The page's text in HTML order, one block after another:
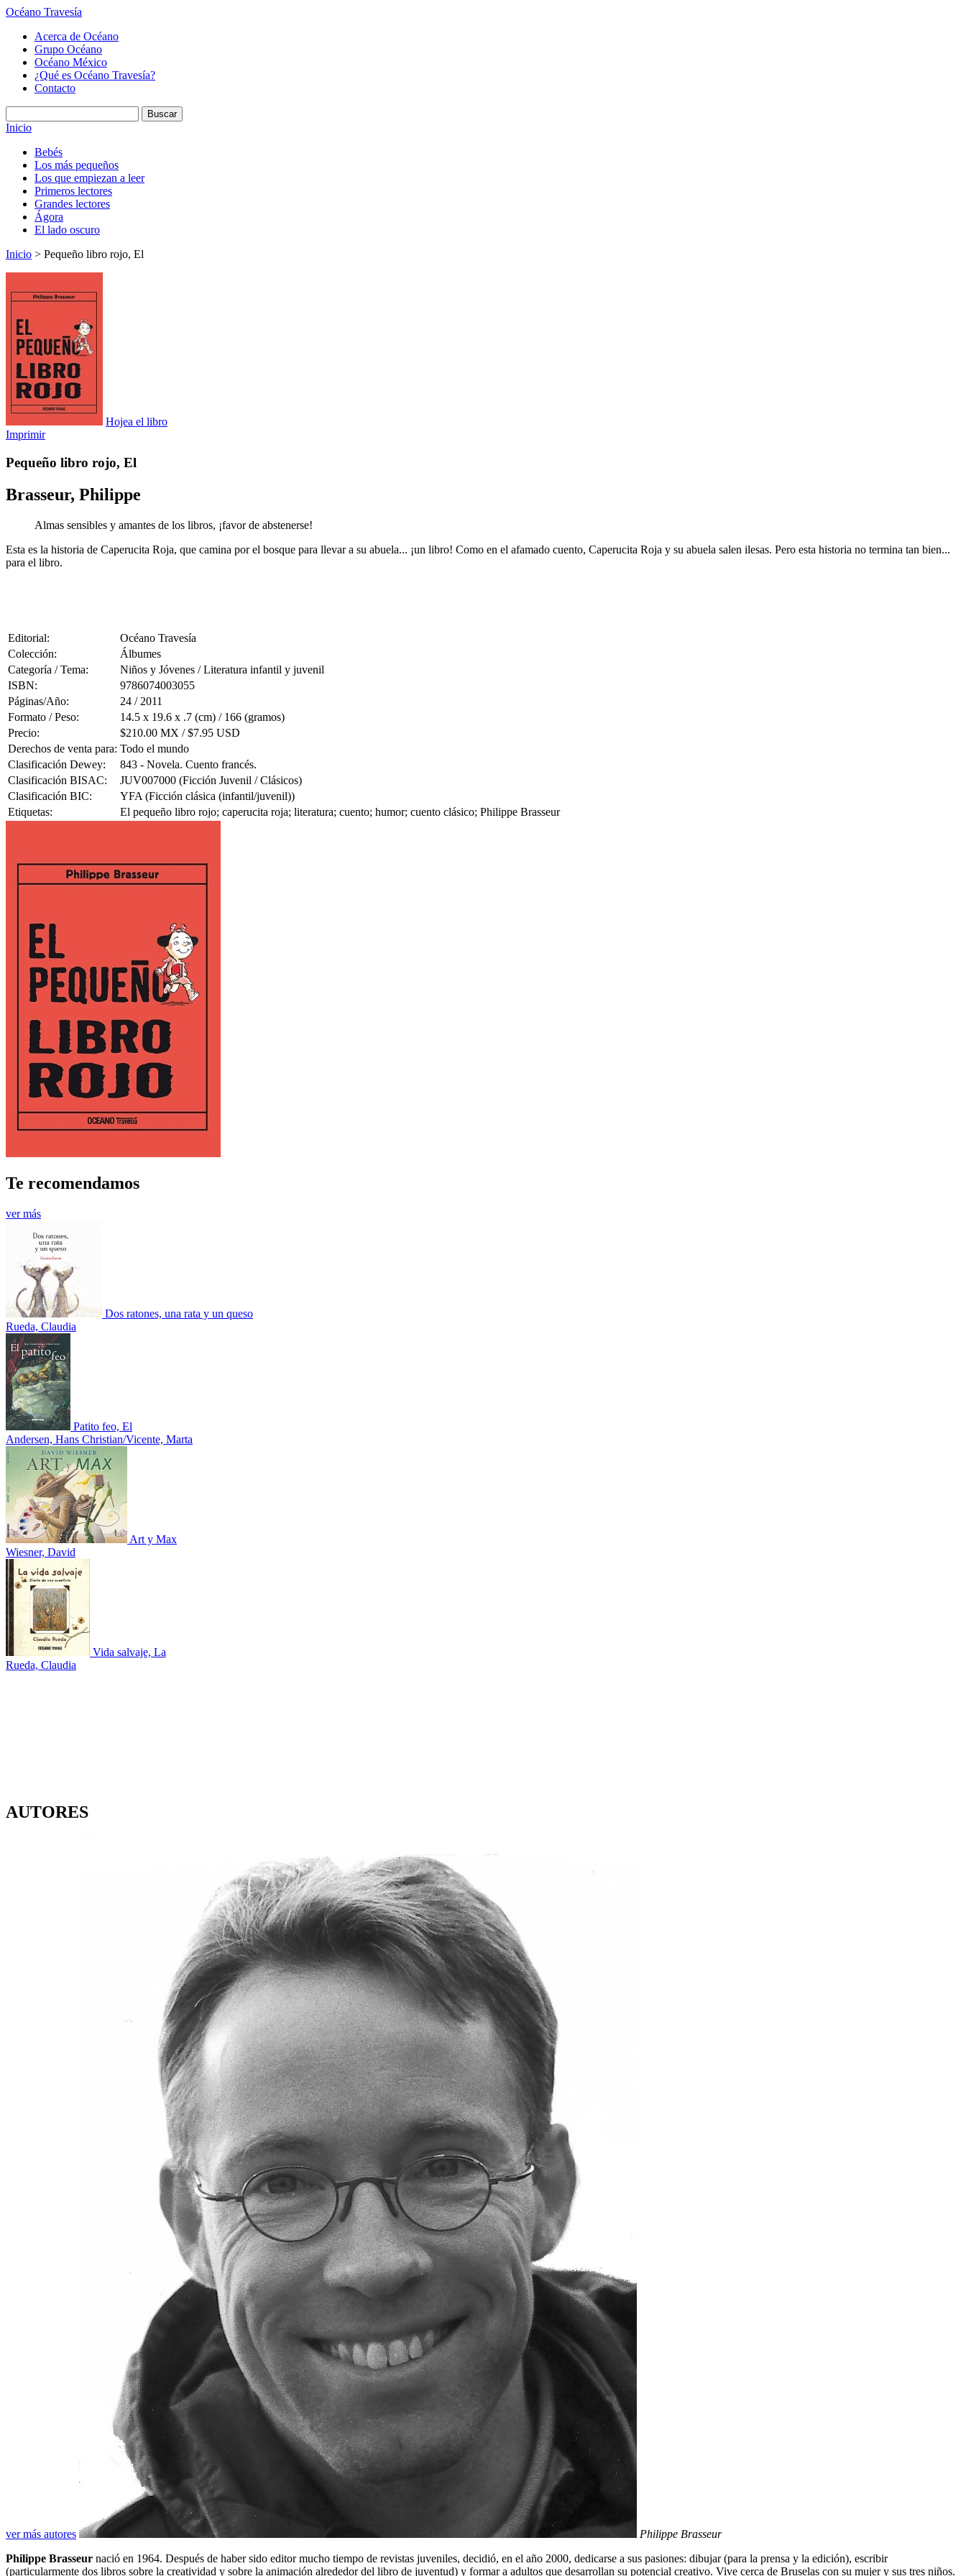
Océano Travesía
Acerca de Océano
Grupo Océano
Océano México
¿Qué es Océano Travesía?
Contacto
Inicio
Bebés
Los más pequeños
Los que empiezan a leer
Primeros lectores
Grandes lectores
Ágora
El lado oscuro
Inicio > Pequeño libro rojo, El
Hojea el libro
Imprimir
Pequeño libro rojo, El
Brasseur, Philippe
Almas sensibles y amantes de los libros, ¡favor de abstenerse!
Esta es la historia de Caperucita Roja, que camina por el bosque para llevar a su abuela... ¡un libro! Como en el afamado cuento, Caperucita Roja y su abuela salen ilesas. Pero esta historia no termina tan bien...
para el libro.
Editorial:
Océano Travesía
Colección:
Álbumes
Categoría / Tema:
Niños y Jóvenes / Literatura infantil y juvenil
ISBN:
9786074003055
Páginas/Año:
24 / 2011
Formato / Peso:
14.5 x 19.6 x .7 (cm) / 166 (gramos)
Precio:
$210.00 MX / $7.95 USD
Derechos de venta para: Todo el mundo
Clasificación Dewey:
843 - Novela. Cuento francés.
Clasificación BISAC:
JUV007000 (Ficción Juvenil / Clásicos)
Clasificación BIC:
YFA (Ficción clásica (infantil/juvenil))
Etiquetas:
El pequeño libro rojo; caperucita roja; literatura; cuento; humor; cuento clásico; Philippe Brasseur
Te recomendamos
ver más
Dos ratones, una rata y un queso
Rueda, Claudia
Patito feo, El
Andersen, Hans Christian/Vicente, Marta
Art y Max
Wiesner, David
Vida salvaje, La
Rueda, Claudia
AUTORES
ver más autores
Philippe Brasseur
Philippe Brasseur nació en 1964. Después de haber sido editor mucho tiempo de revistas juveniles, decidió, en el año 2000, dedicarse a sus pasiones: dibujar (para la prensa y la edición), escribir
(particularmente dos libros sobre la creatividad y sobre la animación alrededor del libro de juventud) y formar a adultos que desarrollan su potencial creativo. Vive cerca de Bruselas con su mujer y sus tres niños.